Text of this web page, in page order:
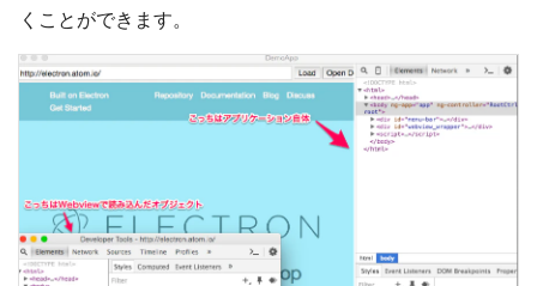
くことができます。